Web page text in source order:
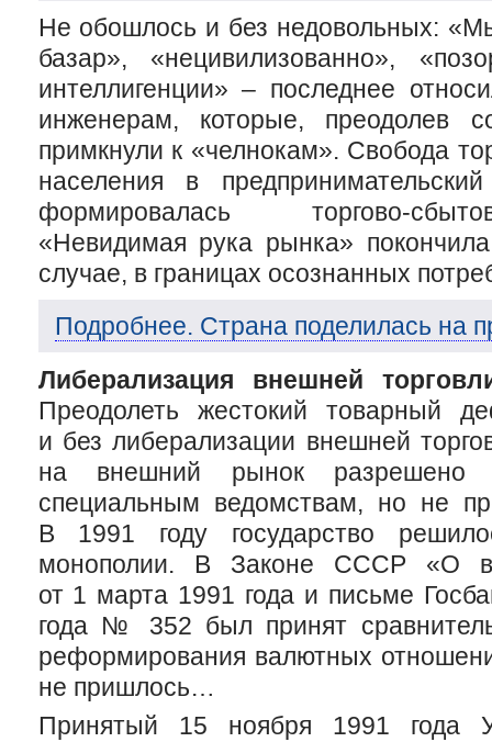
Не обошлось и без недовольных:
базар», «нецивилизованно»,
интеллигенции» – последнее
инженерам, которые, преодолев
примкнули к «челнокам». Свобода
населения в
формировалась торгово-
«Невидимая рука рынка»
случае, в границах осознанных
Подробнее. Страна поделилась на
Либерализация внешней
Преодолеть жестокий товарный
и без либерализации внешней
на внешний рынок разрешено
специальным ведомствам, но не
В 1991 году государство
монополии. В Законе СССР «О
от 1 марта 1991 года и письме
года № 352 был принят
реформирования валютных
не пришлось…
Принятый 15 ноября 1991 года